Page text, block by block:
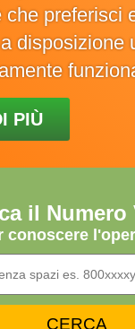
che preferisci
disposizione
PIÙ
il Numero
conoscere